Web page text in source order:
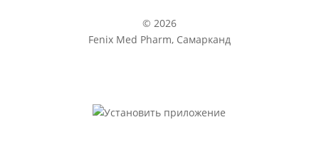
© 2026
Fenix Med Pharm, Самарканд